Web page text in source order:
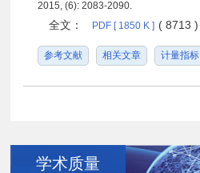
2015, (6): 2083-2090.
全文： PDF [ 1850 K ] ( 8713 )
参考文献 相关文章 计量指标
学术质量